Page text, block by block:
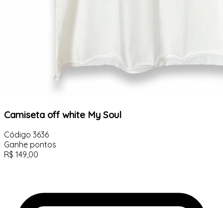
Camiseta off white My Soul
Código 3636
Ganhe pontos
R$ 149,00